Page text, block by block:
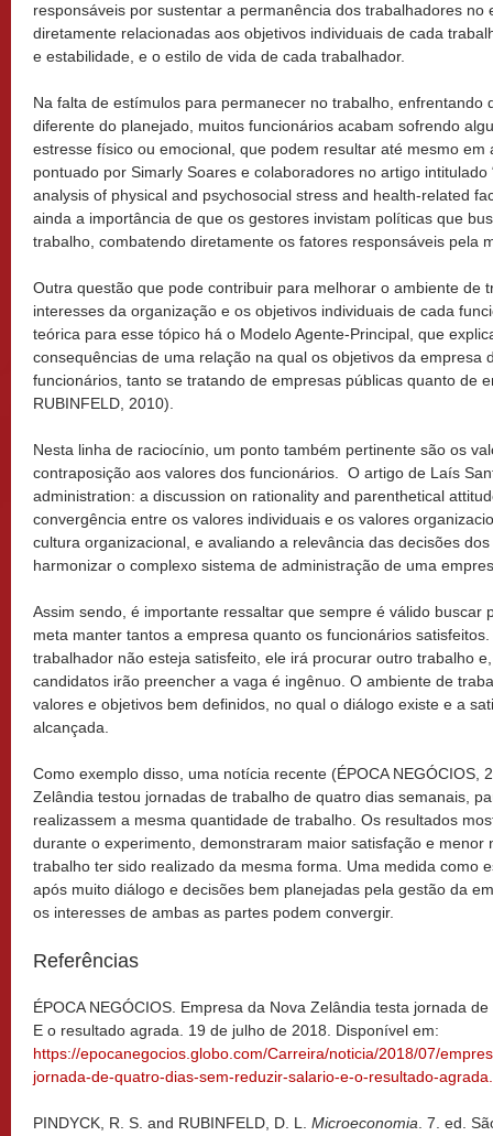
responsáveis por sustentar a permanência dos trabalhadores no
diretamente relacionadas aos objetivos individuais de cada
e estabilidade, e o estilo de vida de cada trabalhador.
Na falta de estímulos para permanecer no trabalho, enfrentando
diferente do planejado, muitos funcionários acabam sofrendo
estresse físico ou emocional, que podem resultar até mesmo em
pontuado por Simarly Soares e colaboradores no artigo intitulado
analysis of physical and psychosocial stress and health-related
ainda a importância de que os gestores invistam políticas que
trabalho, combatendo diretamente os fatores responsáveis pela
Outra questão que pode contribuir para melhorar o ambiente de
interesses da organização e os objetivos individuais de cada
teórica para esse tópico há o Modelo Agente-Principal, que
consequências de uma relação na qual os objetivos da empresa
funcionários, tanto se tratando de empresas públicas quanto de
RUBINFELD, 2010).
Nesta linha de raciocínio, um ponto também pertinente são os
contraposição aos valores dos funcionários. O artigo de Laís
administration: a discussion on rationality and parenthetical
convergência entre os valores individuais e os valores
cultura organizacional, e avaliando a relevância das decisões
harmonizar o complexo sistema de administração de uma
Assim sendo, é importante ressaltar que sempre é válido buscar
meta manter tantos a empresa quanto os funcionários
trabalhador não esteja satisfeito, ele irá procurar outro trabalho
candidatos irão preencher a vaga é ingênuo. O ambiente de
valores e objetivos bem definidos, no qual o diálogo existe e a
alcançada.
Como exemplo disso, uma notícia recente (ÉPOCA NEGÓCIOS,
Zelândia testou jornadas de trabalho de quatro dias semanais,
realizassem a mesma quantidade de trabalho. Os resultados
durante o experimento, demonstraram maior satisfação e menor
trabalho ter sido realizado da mesma forma. Uma medida como
após muito diálogo e decisões bem planejadas pela gestão da
os interesses de ambas as partes podem convergir.
Referências
ÉPOCA NEGÓCIOS. Empresa da Nova Zelândia testa jornada
E o resultado agrada. 19 de julho de 2018. Disponível em:
https://epocanegocios.globo.com/Carreira/noticia/2018/07/
jornada-de-quatro-dias-sem-reduzir-salario-e-o-resultado-
PINDYCK, R. S. and RUBINFELD, D. L. Microeconomia . 7. ed.